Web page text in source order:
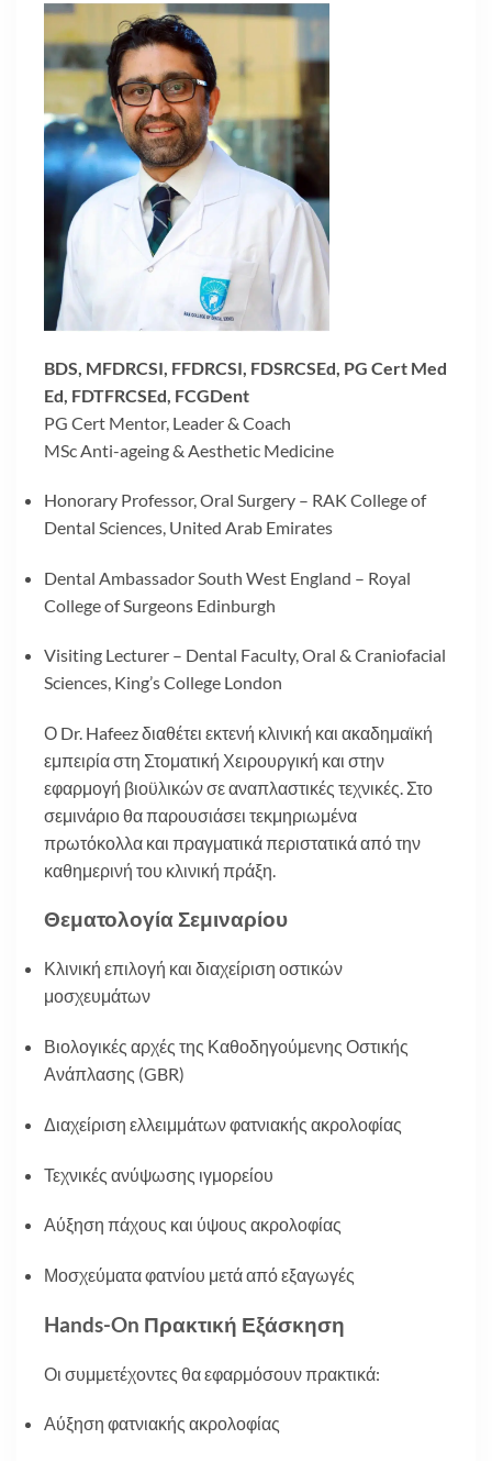
BDS, MFDRCSI, FFDRCSI, FDSRCSEd, PG Cert Med
Ed, FDTFRCSEd, FCGDent
PG Cert Mentor, Leader & Coach
MSc Anti-ageing & Aesthetic Medicine
Honorary Professor, Oral Surgery – RAK College of
Dental Sciences, United Arab Emirates
Dental Ambassador South West England – Royal
College of Surgeons Edinburgh
Visiting Lecturer – Dental Faculty, Oral & Craniofacial
Sciences, King’s College London
Ο Dr. Hafeez διαθέτει εκτενή κλινική και ακαδημαϊκή
εμπειρία στη Στοματική Χειρουργική και στην
εφαρμογή βιοϋλικών σε αναπλαστικές τεχνικές. Στο
σεμινάριο θα παρουσιάσει τεκμηριωμένα
πρωτόκολλα και πραγματικά περιστατικά από την
καθημερινή του κλινική πράξη.
Θεματολογία Σεμιναρίου
Κλινική επιλογή και διαχείριση οστικών
μοσχευμάτων
Βιολογικές αρχές της Καθοδηγούμενης Οστικής
Ανάπλασης (GBR)
Διαχείριση ελλειμμάτων φατνιακής ακρολοφίας
Τεχνικές ανύψωσης ιγμορείου
Αύξηση πάχους και ύψους ακρολοφίας
Μοσχεύματα φατνίου μετά από εξαγωγές
Hands-On Πρακτική Εξάσκηση
Οι συμμετέχοντες θα εφαρμόσουν πρακτικά:
Αύξηση φατνιακής ακρολοφίας